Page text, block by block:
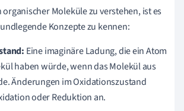
Moleküle zu verstehen, ist es
Konzepte zu kennen:
Eine imaginäre Ladung, die ein Atom
haben würde, wenn das Molekül aus
Änderungen im Oxidationszustand
oder Reduktion an.